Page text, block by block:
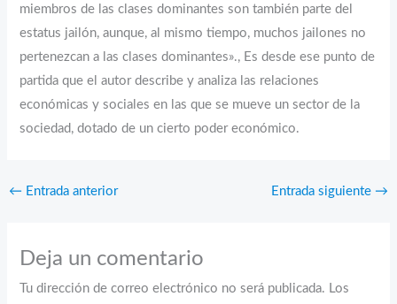
miembros de las clases dominantes son también parte del
estatus jailón, aunque, al mismo tiempo, muchos jailones no
pertenezcan a las clases dominantes»., Es desde ese punto de
partida que el autor describe y analiza las relaciones
económicas y sociales en las que se mueve un sector de la
sociedad, dotado de un cierto poder económico.
← Entrada anterior Entrada siguiente →
Deja un comentario
Tu dirección de correo electrónico no será publicada. Los